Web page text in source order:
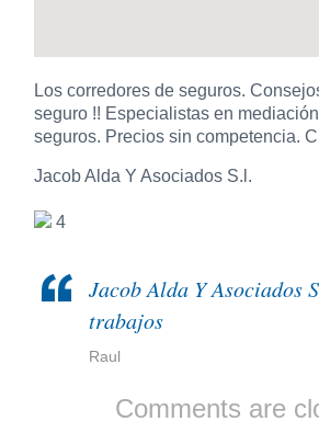
Los corredores de seguros.
seguro !! Especialistas en
seguros. Precios sin competencia.
Jacob Alda Y Asociados S.l.
4
Jacob Alda Y Asociados
trabajos
Raul
Comments are